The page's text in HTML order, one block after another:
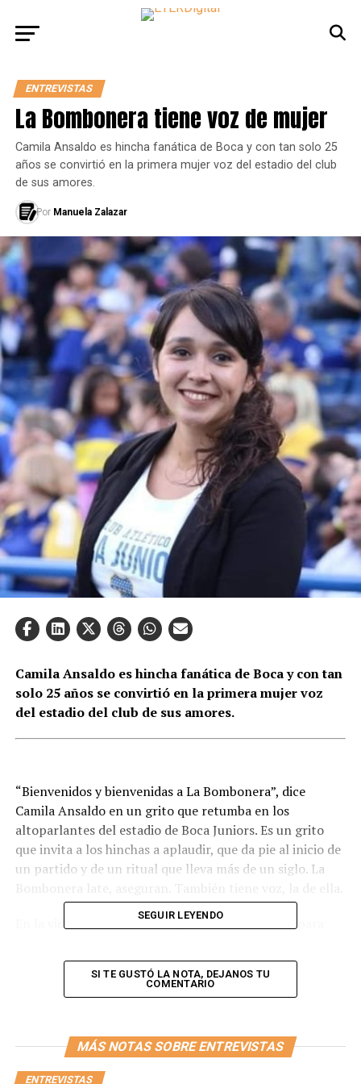
ENTREVISTAS
La Bombonera tiene voz de mujer
Camila Ansaldo es hincha fanática de Boca y con tan solo 25
años se convirtió en la primera mujer voz del estadio del club
de sus amores.
Por Manuela Zalazar
Camila Ansaldo es hincha fanática de Boca y con tan
solo 25 años se convirtió en la primera mujer voz
del estadio del club de sus amores.
“Bienvenidos y bienvenidas a La Bombonera”, dice
Camila Ansaldo en un grito que retumba en los
altoparlantes del estadio de Boca Juniors. Es un grito
que invita a los hinchas a aplaudir, que da pie al inicio de
un partido y de un ritual que lleva más de un siglo. La
En la vida de Camila sus dos pasiones se unieron para
sueños, porque fue una precursora. Locutora y amante
de la radio, por un lado; hincha fanática de Boca, por
Así, con tan solo 25 años, se convirtió en la primera
mujer voz del estadio del club de sus amores. Se dio el
lujo de presentar a Diego Maradona en el último partido
SEGUIR LEYENDO
SI TE GUSTÓ LA NOTA, DEJANOS TU
COMENTARIO
MÁS NOTAS SOBRE ENTREVISTAS
ENTREVISTAS